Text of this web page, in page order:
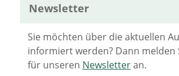
Newsletter
Sie möchten über die aktuellen
informiert werden? Dann melden
für unseren Newsletteran.